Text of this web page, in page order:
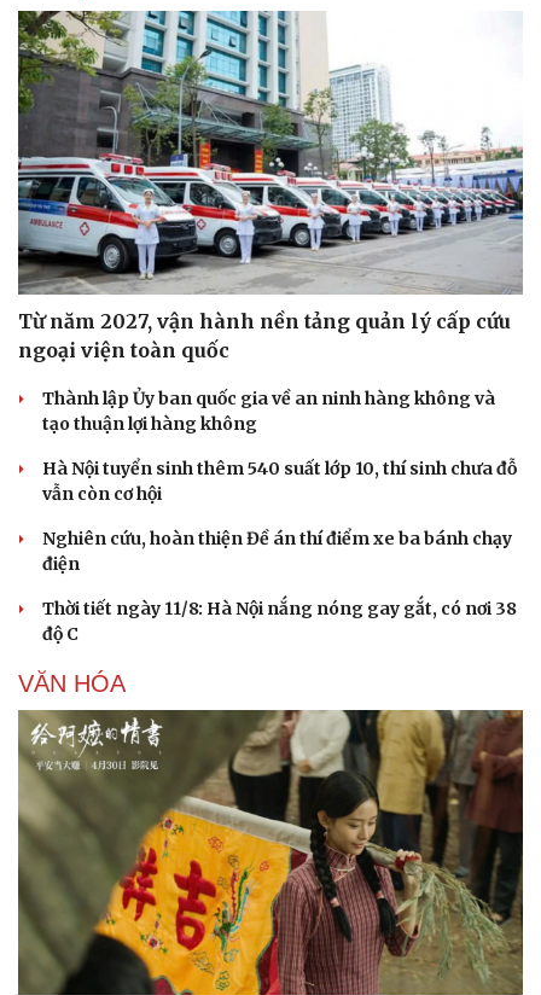
Sức khỏe
Dinh dưỡng - món ngon
Sản phụ khoa
Nhi khoa
Nam khoa
Làm đẹp - giảm cân
Ăn sạch sống khỏe
Đời sống
Blog
Tình yêu - Gia đình
Từ năm 2027, vận hành nền tảng quản lý cấp cứu
ngoại viện toàn quốc
Thành lập Ủy ban quốc gia về an ninh hàng không và
tạo thuận lợi hàng không
Hà Nội tuyển sinh thêm 540 suất lớp 10, thí sinh chưa đỗ
vẫn còn cơ hội
Nghiên cứu, hoàn thiện Đề án thí điểm xe ba bánh chạy
điện
Thời tiết ngày 11/8: Hà Nội nắng nóng gay gắt, có nơi 38
độ C
VĂN HÓA